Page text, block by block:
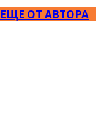
ЕЩЕ ОТ АВТОРА